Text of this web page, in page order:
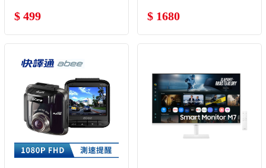
$ 499 $ 1680